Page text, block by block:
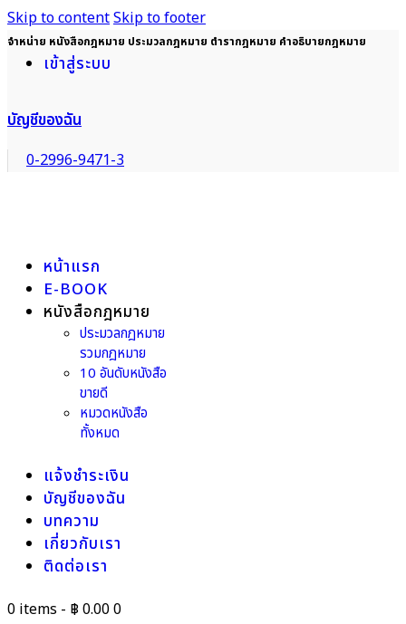
Skip to contentSkip to footer
จำหน่าย หนังสือกฎหมาย ประมวลกฎหมาย ตำรากฎหมาย คำอธิบายกฎหมาย
เข้าสู่ระบบ
บัญชีของฉัน
0-2996-9471-3
หน้าแรก
E-BOOK
หนังสือกฎหมาย
ประมวลกฎหมาย
รวมกฎหมาย
10 อันดับหนังสือ
ขายดี
หมวดหนังสือ
ทั้งหมด
แจ้งชำระเงิน
บัญชีของฉัน
บทความ
เกี่ยวกับเรา
ติดต่อเรา
0 items - ฿ 0.000